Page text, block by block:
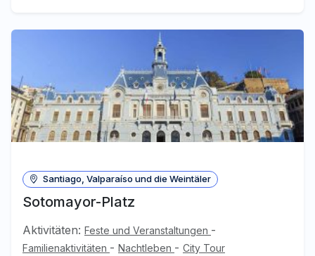
Santiago, Valparaíso und die Weintäler
Sotomayor-Platz
Aktivitäten: Feste und Veranstaltungen -
Familienaktivitäten - Nachtleben - City Tour